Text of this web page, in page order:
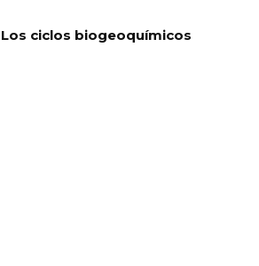
Los ciclos biogeoquímicos